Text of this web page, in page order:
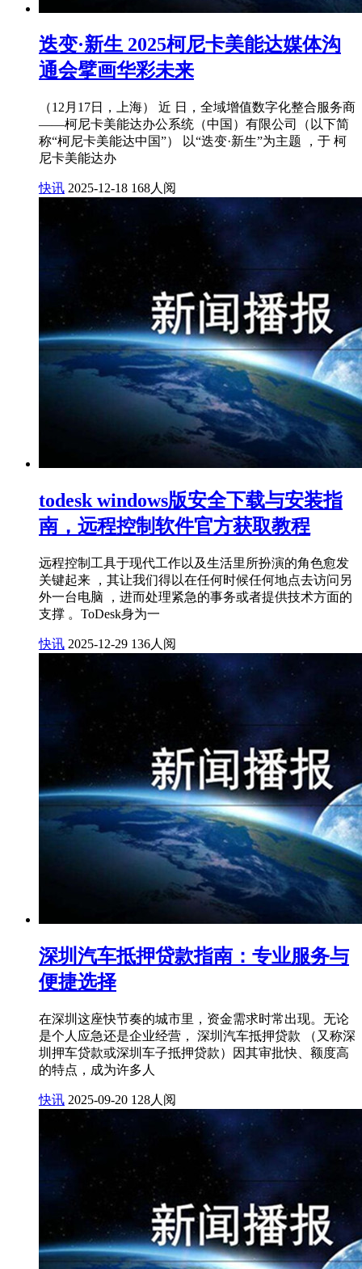
迭变·新生 2025柯尼卡美能达媒体沟
通会擘画华彩未来
（12月17日，上海） 近 日，全域增值数字化整合服务商
——柯尼卡美能达办公系统（中国）有限公司（以下简
称“柯尼卡美能达中国”） 以“迭变·新生”为主题 ，于 柯
尼卡美能达办
快讯 2025-12-18 168人阅
todesk windows版安全下载与安装指
南，远程控制软件官方获取教程
远程控制工具于现代工作以及生活里所扮演的角色愈发
关键起来 ，其让我们得以在任何时候任何地点去访问另
外一台电脑 ，进而处理紧急的事务或者提供技术方面的
支撑 。ToDesk身为一
快讯 2025-12-29 136人阅
深圳汽车抵押贷款指南：专业服务与
便捷选择
在深圳这座快节奏的城市里，资金需求时常出现。无论
是个人应急还是企业经营， 深圳汽车抵押贷款 （又称深
圳押车贷款或深圳车子抵押贷款）因其审批快、额度高
的特点，成为许多人
快讯 2025-09-20 128人阅